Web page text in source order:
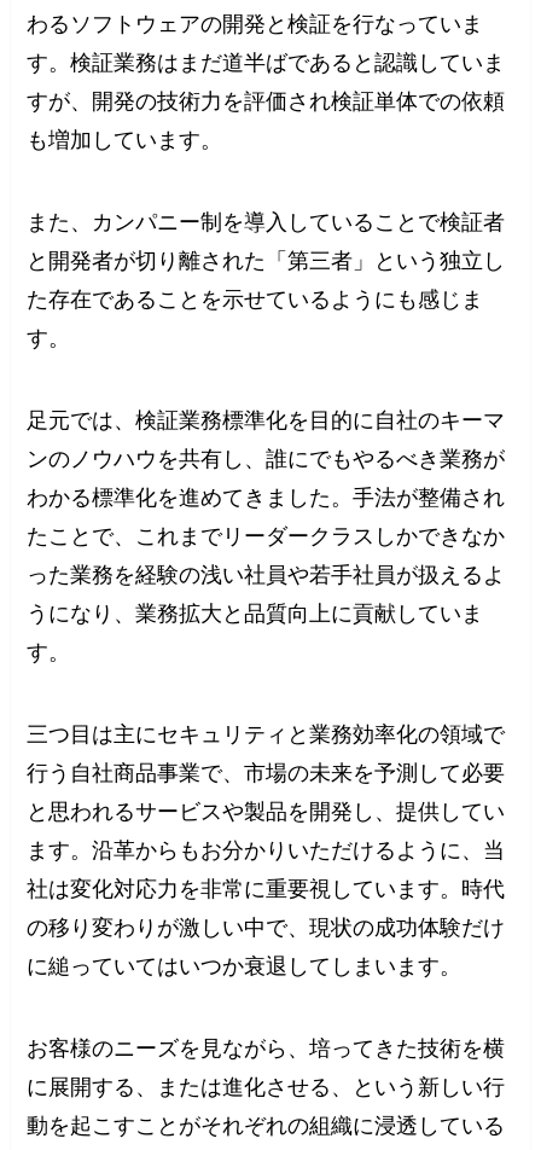
わるソフトウェアの開発と検証を行なっていま
す。検証業務はまだ道半ばであると認識していま
すが、開発の技術力を評価され検証単体での依頼
も増加しています。
また、カンパニー制を導入していることで検証者
と開発者が切り離された「第三者」という独立し
た存在であることを示せているようにも感じま
す。
足元では、検証業務標準化を目的に自社のキーマ
ンのノウハウを共有し、誰にでもやるべき業務が
わかる標準化を進めてきました。手法が整備され
たことで、これまでリーダークラスしかできなか
った業務を経験の浅い社員や若手社員が扱えるよ
うになり、業務拡大と品質向上に貢献していま
す。
三つ目は主にセキュリティと業務効率化の領域で
行う自社商品事業で、市場の未来を予測して必要
と思われるサービスや製品を開発し、提供してい
ます。沿革からもお分かりいただけるように、当
社は変化対応力を非常に重要視しています。時代
の移り変わりが激しい中で、現状の成功体験だけ
に縋っていてはいつか衰退してしまいます。
お客様のニーズを見ながら、培ってきた技術を横
に展開する、または進化させる、という新しい行
動を起こすことがそれぞれの組織に浸透している